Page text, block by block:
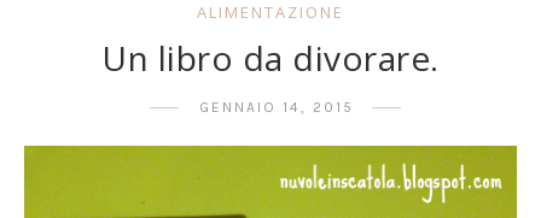
ALIMENTAZIONE
Un libro da divorare.
GENNAIO 14, 2015